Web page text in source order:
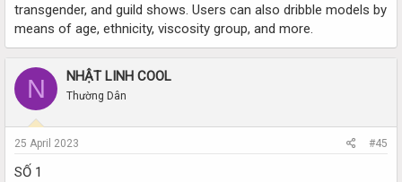
transgender, and guild shows. Users can also dribble models by
means of age, ethnicity, viscosity group, and more.
N NHẬT LINH COOL
Thường Dân
25 April 2023 #45
SỐ 1